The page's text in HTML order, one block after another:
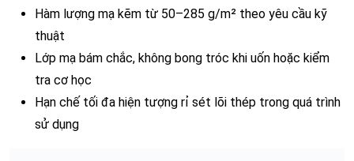
Hàm lượng mạ kẽm từ 50–285 g/m² theo yêu cầu kỹ
thuật
Lớp mạ bám chắc, không bong tróc khi uốn hoặc kiểm
tra cơ học
Hạn chế tối đa hiện tượng rỉ sét lõi thép trong quá trình
sử dụng